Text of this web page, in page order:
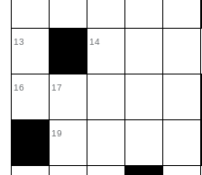
13 14
16 17
19